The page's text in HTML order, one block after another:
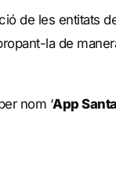
de les entitats
la de
nom ‘App